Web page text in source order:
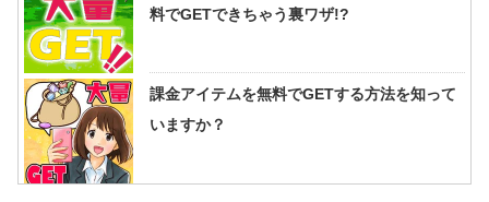
料でGETできちゃう裏ワザ!?
課金アイテムを無料でGETする方法を知って
いますか？